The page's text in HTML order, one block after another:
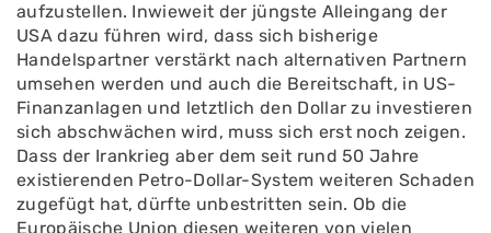
aufzustellen. Inwieweit der jüngste Alleingang der
USA dazu führen wird, dass sich bisherige
Handelspartner verstärkt nach alternativen Partnern
umsehen werden und auch die Bereitschaft, in US-
Finanzanlagen und letztlich den Dollar zu investieren
sich abschwächen wird, muss sich erst noch zeigen.
Dass der Irankrieg aber dem seit rund 50 Jahre
existierenden Petro-Dollar-System weiteren Schaden
zugefügt hat, dürfte unbestritten sein. Ob die
Europäische Union diesen weiteren von vielen